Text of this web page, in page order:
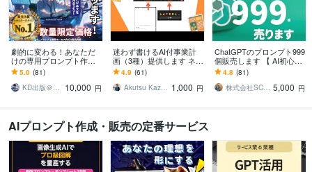
劇的に変わる！あなただ
けの専用プロンプト作り
ます 【☆5評価多数！初心
者必見】求める回答がく
る魔法のプロンプト
5.0 (81)
KD出版＠AIスタジオ
10,000 円
迷わず書けるAI付事業計
画（3種）提供します ネッ
トから集客したい、でも
時間がない、と悩んでい
る方へ
4.9 (61)
Akutsu Kazuhiro 1,000 円
ChatGPTのプロンプト999
個販売します 【 AI初心者
必見！】AIプロンプト最
強セットが遂に登場！
4.8 (81)
株式会社SCコンサルティング 5,000 円
AIプロンプト作成・販売の定番サービス